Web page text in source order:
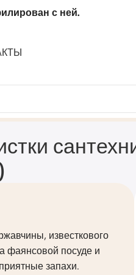
с ней.
мл)
известкового
фаянсовой посуде и
запахи.